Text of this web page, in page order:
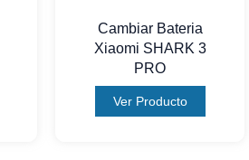
Cambiar Bateria
Xiaomi SHARK 3
PRO
Ver Producto